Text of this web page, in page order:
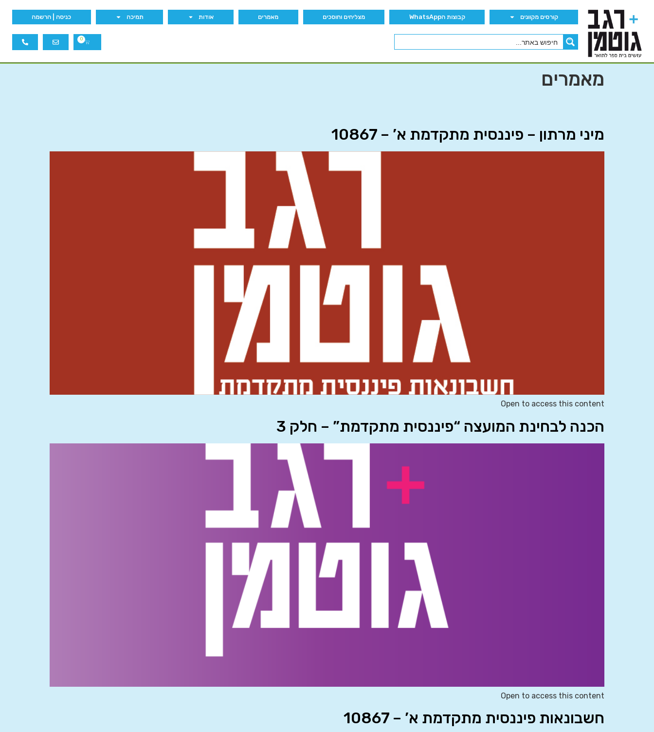
קורסים מקוונים קבוצות הWhatsApp מצליחים וחוסכים מאמרים אודות תמיכה כניסה | הרשמה
0
מאמרים
מיני מרתון – פיננסית מתקדמת א’ – 10867
Open to access this content
הכנה לבחינת המועצה “פיננסית מתקדמת” – חלק 3
Open to access this content
חשבונאות פיננסית מתקדמת א’ – 10867